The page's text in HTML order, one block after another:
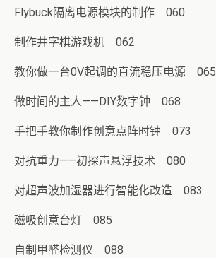
Flybuck隔离电源模块的制作 060
制作井字棋游戏机 062
教你做一台0V起调的直流稳压电源 065
做时间的主人——DIY数字钟 068
手把手教你制作创意点阵时钟 073
对抗重力——初探声悬浮技术 080
对超声波加湿器进行智能化改造 083
磁吸创意台灯 085
自制甲醛检测仪 088